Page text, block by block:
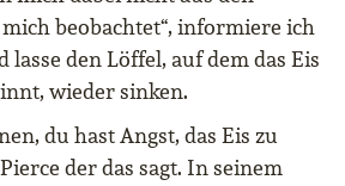
beobachtet“, informiere ich
lasse den Löffel, auf dem das Eis
wieder sinken.
du hast Angst, das Eis zu
der das sagt. In seinem